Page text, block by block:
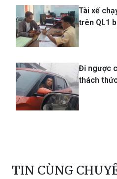
Tài xế
trên QL1
Đi ngược
thách
TIN CÙNG